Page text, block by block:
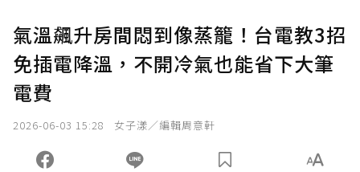
氣溫飆升房間悶到像蒸籠！台電教3招
免插電降溫，不開冷氣也能省下大筆
電費
2026-06-03 15:28 女子漾／編輯周意軒